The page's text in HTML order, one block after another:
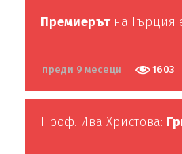
Премиерътна Гърция
преди 9 месеци 1603
Проф. Ива Христова: